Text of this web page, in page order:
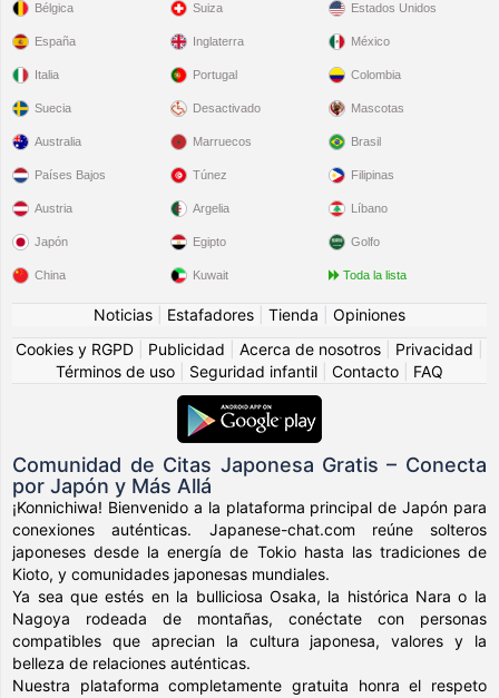
Bélgica
España
Italia
Suecia
Suiza
Inglaterra
Portugal
Desactivado
Estados Unidos
México
Colombia
Mascotas
Australia
Países Bajos
Austria
Japón
China
Marruecos
Túnez
Argelia
Egipto
Kuwait
Brasil
Filipinas
Líbano
Golfo
Toda la lista
Noticias Estafadores Tienda
Opiniones
Cookies y RGPD
Publicidad Acerca de nosotros Privacidad
Términos de uso
Seguridad infantil Contacto FAQ
Comunidad de Citas Japonesa Gratis – Conecta
por Japón y Más Allá
¡Konnichiwa! Bienvenido a la plataforma principal de Japón para
conexiones auténticas. Japanese-chat.com reúne solteros
japoneses desde la energía de Tokio hasta las tradiciones de
Kioto, y comunidades japonesas mundiales.
Ya sea que estés en la bulliciosa Osaka, la histórica Nara o la
Nagoya rodeada de montañas, conéctate con personas
compatibles que aprecian la cultura japonesa, valores y la
belleza de relaciones auténticas.
Nuestra plataforma completamente gratuita honra el respeto